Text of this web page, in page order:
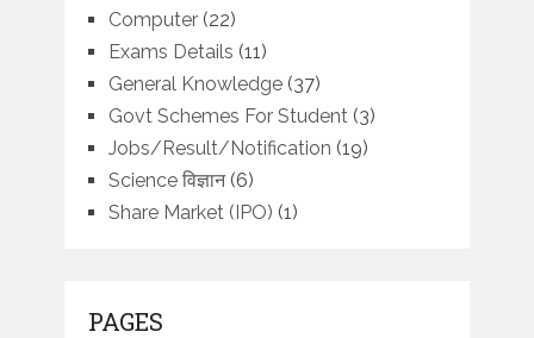
Computer(22)
Exams Details (11)
General Knowledge(37)
Govt Schemes For Student (3)
Jobs/Result/Notification (19)
Science विज्ञान(6)
Share Market (IPO) (1)
PAGES